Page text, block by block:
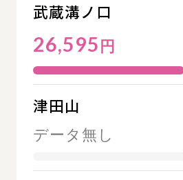
武蔵溝ノ口
26,595 円
津田山
データ無し